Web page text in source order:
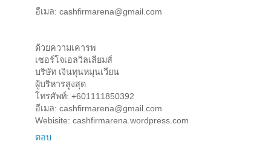
อีเมล: cashfirmarena@gmail.com
ด้วยความเคารพ
เซอร์โจเอลวิลเลียมส์
บริษัท เงินทุนหมุนเวียน
ผู้บริหารสูงสุด
โทรศัพท์: +601111850392
อีเมล: cashfirmarena@gmail.com
Webisite: cashfirmarena.wordpress.com
ตอบ